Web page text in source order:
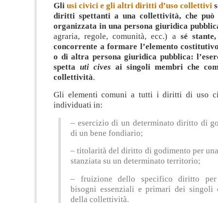
Gli usi civici e gli altri diritti d’uso collettivi
diritti spettanti a una collettività, che può
organizzata in una persona giuridica
agraria, regole, comunità, ecc.) asé stante,
concorrente a formare l’elemento
o di altra persona giuridica pubblica:
spetta uti cives ai singoli membri che
collettività.
Gli elementi comuni a tutti i diritti di uso
individuati in:
– esercizio di un determinato diritto di
di un bene fondiario;
– titolarità del diritto di godimento per
stanziata su un determinato territorio;
– fruizione dello specifico diritto per
bisogni essenziali e primari dei singoli
della collettività.